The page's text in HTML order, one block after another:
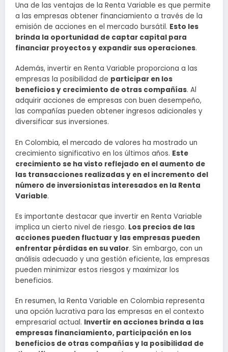
Una de las ventajas de la Renta Variable es que permite
a las empresas obtener financiamiento a través de la
emisión de acciones en el mercado bursátil. Esto les
brinda la oportunidad de captar capital para
financiar proyectos y expandir sus operaciones.
Además, invertir en Renta Variable proporciona a las
empresas la posibilidad de participar en los
beneficios y crecimiento de otras compañías. Al
adquirir acciones de empresas con buen desempeño,
las compañías pueden obtener ingresos adicionales y
diversificar sus inversiones.
En Colombia, el mercado de valores ha mostrado un
crecimiento significativo en los últimos años. Este
crecimiento se ha visto reflejado en el aumento de
las transacciones realizadas y en el incremento del
número de inversionistas interesados en la Renta
Variable.
Es importante destacar que invertir en Renta Variable
implica un cierto nivel de riesgo. Los precios de las
acciones pueden fluctuar y las empresas pueden
enfrentar pérdidas en su valor. Sin embargo, con un
análisis adecuado y una gestión eficiente, las empresas
pueden minimizar estos riesgos y maximizar los
beneficios.
En resumen, la Renta Variable en Colombia representa
una opción lucrativa para las empresas en el contexto
empresarial actual. Invertir en acciones brinda a las
empresas financiamiento, participación en los
beneficios de otras compañías y la posibilidad de